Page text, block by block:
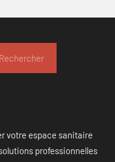
Rechercher
votre espace sanitaire
professionnelles